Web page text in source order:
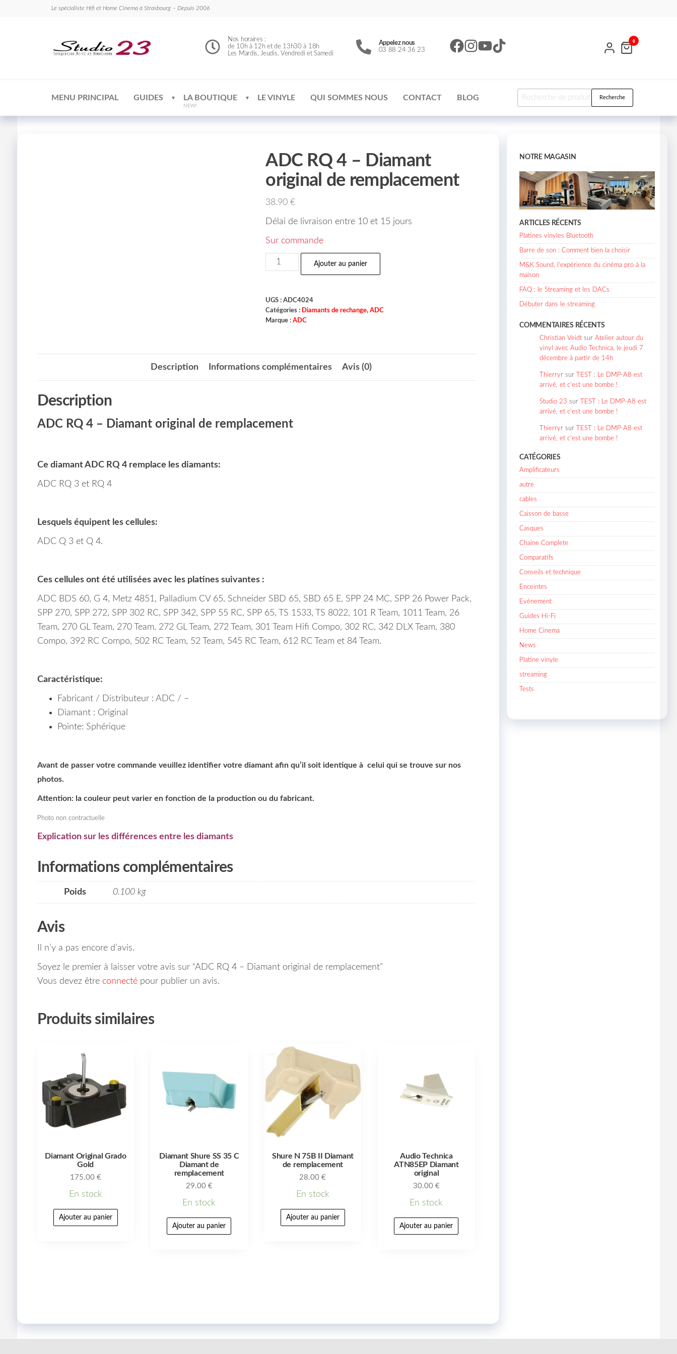
Le spécialiste Hifi et Home Cinema à Strasbourg – Depuis 2006
Nos horaires :
de 10h à 12h et de 13h30 à 18h
Les Mardis, Jeudis, Vendredi et Samedi
Appelez nous
03 88 24 36 23
0
MENU PRINCIPAL GUIDES LA BOUTIQUE
NEW!
LE VINYLE QUI SOMMES NOUS CONTACT BLOG Recherche
ADC RQ 4 – Diamant
original de remplacement
38.90€
Délai de livraison entre 10 et 15 jours
Sur commande
Ajouter au panier
UGS :ADC4024
Catégories : Diamants de rechange,ADC
Marque :ADC
Description Informations complémentaires Avis (0)
Description
ADC RQ 4 – Diamant original de remplacement
Ce diamant ADC RQ 4 remplace les diamants:
ADC RQ 3 et RQ 4
Lesquels équipent les cellules:
ADC Q 3 et Q 4.
Ces cellules ont été utilisées avec les platines suivantes :
ADC BDS 60, G 4, Metz 4851, Palladium CV 65, Schneider SBD 65, SBD 65 E, SPP 24 MC, SPP 26 Power Pack,
SPP 270, SPP 272, SPP 302 RC, SPP 342, SPP 55 RC, SPP 65, TS 1533, TS 8022, 101 R Team, 1011 Team, 26
Team, 270 GL Team, 270 Team, 272 GL Team, 272 Team, 301 Team Hifi Compo, 302 RC, 342 DLX Team, 380
Compo, 392 RC Compo, 502 RC Team, 52 Team, 545 RC Team, 612 RC Team et 84 Team.
Caractéristique:
Fabricant / Distributeur : ADC / –
Diamant : Original
Pointe: Sphérique
Avant de passer votre commande veuillez identifier votre diamant afin qu’il soit identique à celui qui se trouve sur nos
photos.
Attention: la couleur peut varier en fonction de la production ou du fabricant.
Photo non contractuelle
Explication sur les différences entre les diamants
Informations complémentaires
Poids 0.100 kg
Avis
Il n’y a pas encore d’avis.
Soyez le premier à laisser votre avis sur “ADC RQ 4 – Diamant original de remplacement”
Vous devez être connectépour publier un avis.
Produits similaires
Diamant Original Grado
Gold
175.00 €
En stock
Ajouter au panier
Diamant Shure SS 35 C
Diamant de
remplacement
29.00 €
En stock
Ajouter au panier
Shure N 75B II Diamant
de remplacement
28.00€
En stock
Ajouter au panier
Audio Technica
ATN85EP Diamant
original
30.00 €
En stock
Ajouter au panier
NOTRE MAGASIN
ARTICLES RÉCENTS
Platines vinyles Bluetooth
Barre de son : Comment bien la choisir
M&K Sound, l’expérience du cinéma pro à la
maison
FAQ : le Streaming et les DACs
Débuter dans le streaming
COMMENTAIRES RÉCENTS
Christian Veidt surAtelier autour du
vinyl avec Audio Technica, le jeudi 7
décembre à partir de 14h
Thierryr sur
TEST : Le DMP-A8 est
arrivé, et c’est une bombe !
Studio 23 sur
TEST : Le DMP-A8 est
arrivé, et c’est une bombe !
Thierryr sur
TEST : Le DMP-A8 est
arrivé, et c’est une bombe !
CATÉGORIES
Amplificateurs
autre
cables
Caisson de basse
Casques
Chaine Complete
Comparatifs
Conseils et technique
Enceintes
Evènement
Guides Hi-Fi
Home Cinema
News
Platine vinyle
streaming
Tests